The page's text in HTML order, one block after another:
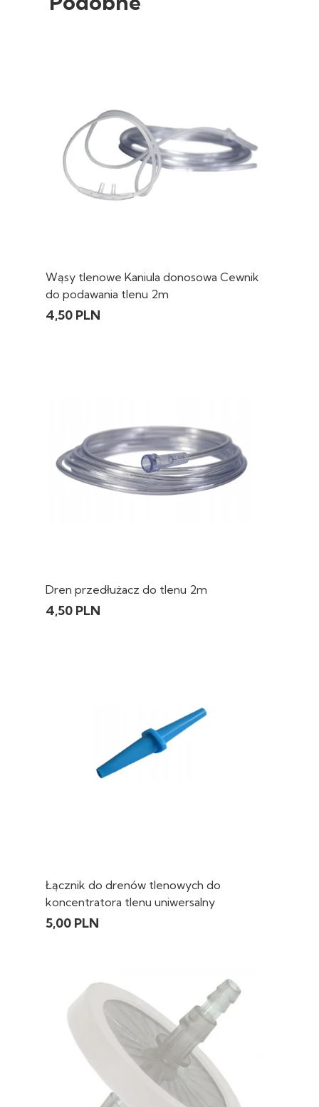
Wąsy tlenowe Kaniula donosowa Cewnik
do podawania tlenu 2m
4,50 PLN
Dren przedłużacz do tlenu 2m
4,50 PLN
Łącznik do drenów tlenowych do
koncentratora tlenu uniwersalny
5,00 PLN